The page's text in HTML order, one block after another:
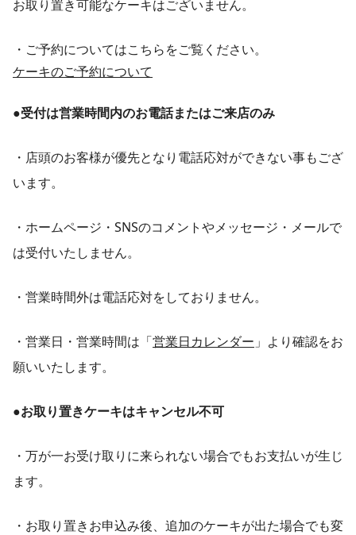
お取り置き可能なケーキはございません。
・ご予約についてはこちらをご覧ください。
ケーキのご予約について
●受付は営業時間内のお電話またはご来店のみ
・店頭のお客様が優先となり電話応対ができない事もござ
います。
・ホームページ・SNSのコメントやメッセージ・メールで
は受付いたしません。
・営業時間外は電話応対をしておりません。
・営業日・営業時間は「営業日カレンダー 」より確認をお
願いいたします。
●お取り置きケーキはキャンセル不可
・万が一お受け取りに来られない場合でもお支払いが生じ
ます。
・お取り置きお申込み後、追加のケーキが出た場合でも変